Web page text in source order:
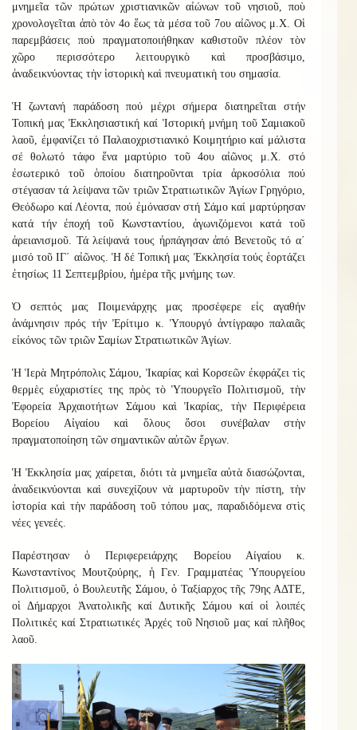
μνημεῖα τῶν πρώτων χριστιανικῶν αἰώνων τοῦ νησιοῦ, ποὺ
χρονολογεῖται ἀπὸ τὸν 4ο ἕως τὰ μέσα τοῦ 7ου αἰῶνος μ.Χ. Οἱ
παρεμβάσεις ποὺ πραγματοποιήθηκαν καθιστοῦν πλέον τὸν
χῶρο περισσότερο λειτουργικὸ καὶ προσβάσιμο,
ἀναδεικνύοντας τὴν ἱστορικὴ καὶ πνευματικὴ του σημασία.
Ἡ ζωντανή παράδοση πού μέχρι σήμερα διατηρεῖται στήν
Τοπική μας Ἐκκλησιαστική καί Ἱστορική μνήμη τοῦ Σαμιακοῦ
λαοῦ, ἐμφανίζει τό Παλαιοχριστιανικό Κοιμητήριο καί μάλιστα
σέ θολωτό τάφο ἕνα μαρτύριο τοῦ 4ου αἰῶνος μ.Χ. στό
ἐσωτερικό τοῦ ὁποίου διατηροῦνται τρία ἀρκοσόλια πού
στέγασαν τά λείψανα τῶν τριῶν Στρατιωτικῶν Ἁγίων Γρηγόριο,
Θεόδωρο καί Λέοντα, πού ἐμόνασαν στή Σάμο καί μαρτύρησαν
κατά τήν ἐποχή τοῦ Κωνσταντίου, ἀγωνιζόμενοι κατά τοῦ
ἀρειανισμοῦ. Τά λείψανά τους ἠρπάγησαν ἀπό Βενετοῦς τό α΄
μισό τοῦ ΙΓ΄ αἰῶνος. Ἡ δέ Τοπική μας Ἐκκλησία τούς ἑορτάζει
ἐτησίως 11 Σεπτεμβρίου, ἡμέρα τῆς μνήμης των.
Ὁ σεπτός μας Ποιμενάρχης μας προσέφερε εἰς αγαθήν
ἀνάμνησιν πρός τήν Ἐρίτιμο κ. Ὑπουργό ἀντίγραφο παλαιᾶς
εἰκόνος τῶν τριῶν Σαμίων Στρατιωτικῶν Ἁγίων.
Ἡ Ἱερὰ Μητρόπολις Σάμου, Ἰκαρίας καὶ Κορσεῶν ἐκφράζει τὶς
θερμὲς εὐχαριστίες της πρὸς τὸ Ὑπουργεῖο Πολιτισμοῦ, τὴν
Ἐφορεία Ἀρχαιοτήτων Σάμου καὶ Ἰκαρίας, τὴν Περιφέρεια
Βορείου Αἰγαίου καὶ ὅλους ὅσοι συνέβαλαν στὴν
πραγματοποίηση τῶν σημαντικῶν αὐτῶν ἔργων.
Ἡ Ἐκκλησία μας χαίρεται, διότι τὰ μνημεῖα αὐτὰ διασώζονται,
ἀναδεικνύονται καὶ συνεχίζουν νὰ μαρτυροῦν τὴν πίστη, τὴν
ἱστορία καὶ τὴν παράδοση τοῦ τόπου μας, παραδιδόμενα στὶς
νέες γενεές.
Παρέστησαν ὁ Περιφερειάρχης Βορείου Αίγαίου κ.
Κωνσταντίνος Μουτζούρης, ἡ Γεν. Γραμματέας Ὑπουργείου
Πολιτισμοῦ, ὁ Βουλευτῆς Σάμου, ὁ Ταξίαρχος τῆς 79ης ΑΔΤΕ,
οἱ Δήμαρχοι Ἀνατολικῆς καί Δυτικῆς Σάμου καί οἱ λοιπές
Πολιτικές καί Στρατιωτικές Ἀρχές τοῦ Νησιοῦ μας καί πλῆθος
λαοῦ.